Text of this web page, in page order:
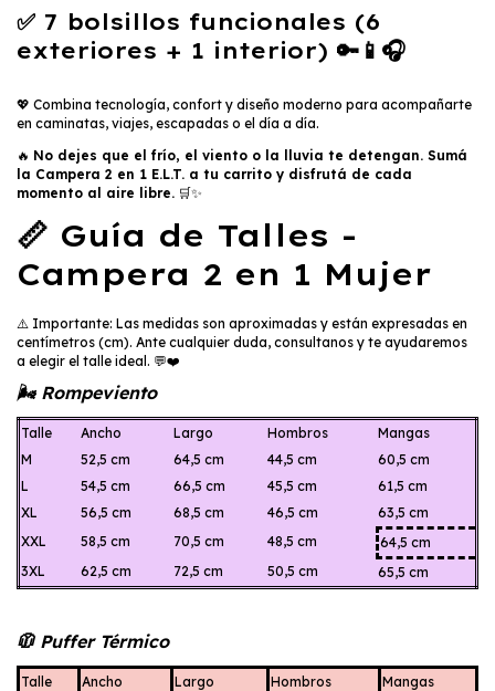
✅ 7 bolsillos funcionales (6
exteriores + 1 interior) 🔑📱🎧
💖 Combina tecnología, confort y diseño moderno para acompañarte
en caminatas, viajes, escapadas o el día a día.
🔥 No dejes que el frío, el viento o la lluvia te detengan. Sumá
la Campera 2 en 1 E.L.T. a tu carrito y disfrutá de cada
momento al aire libre. 🛒✨
📏 Guía de Talles -
Campera 2 en 1 Mujer
⚠️ Importante: Las medidas son aproximadas y están expresadas en
centímetros (cm). Ante cualquier duda, consultanos y te ayudaremos
a elegir el talle ideal. 💬❤️
🌬️ Rompeviento
Talle Ancho Largo Hombros
Mangas
M
52,5 cm 64,5 cm 44,5 cm
60,5 cm
L
54,5 cm 66,5 cm 45,5 cm
61,5 cm
XL
56,5 cm 68,5 cm 46,5 cm
63,5 cm
XXL
58,5 cm 70,5 cm 48,5 cm
64,5 cm
3XL
62,5 cm 72,5 cm 50,5 cm 65,5 cm
🧥 Puffer Térmico
Talle Ancho Largo Hombros
Mangas